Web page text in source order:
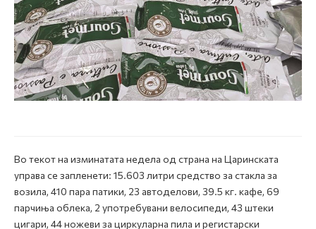
Во текот на изминатата недела од страна на Царинската
управа се запленети: 15.603 литри средство за стакла за
возила, 410 пара патики, 23 автоделови, 39.5 кг. кафе, 69
парчиња облека, 2 употребувани велосипеди, 43 штеки
цигари, 44 ножеви за циркуларна пила и регистарски